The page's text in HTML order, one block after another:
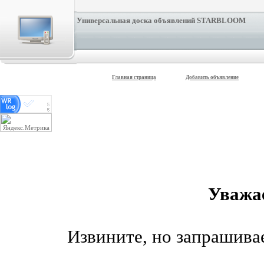
Универсальная доска объявлений STARBLOOM
Главная страница Добавить объявление
Извините, но